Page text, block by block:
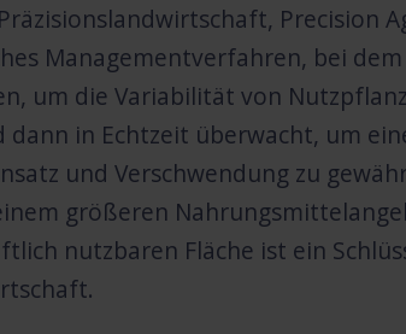
Precision
Managementverfahren, bei
um die Variabilität von
dann in Echtzeit überwacht, um
und Verschwendung zu
größeren
nutzbaren Fläche ist ein